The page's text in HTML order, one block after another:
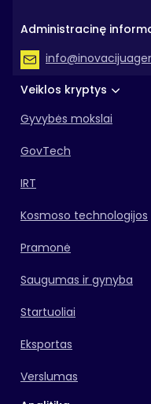
Veiklos kryptys
Gyvybės mokslai
GovTech
IRT
Kosmoso technologijos
Pramonė
Saugumas ir gynyba
Startuoliai
Eksportas
Verslumas
Administracinę